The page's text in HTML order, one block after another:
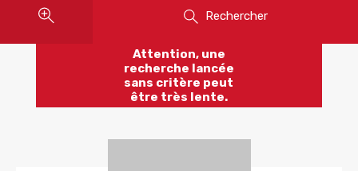
Rechercher
Attention, une
recherche lancée
sans critère peut
être très lente.